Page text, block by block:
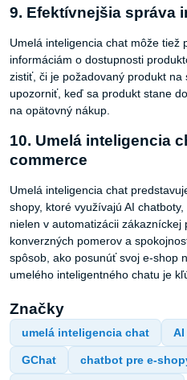
9. Efektívnejšia správa
Umelá inteligencia chat môže tiež
informáciám o dostupnosti
zistiť, či je požadovaný produkt na
upozorniť, keď sa produkt stane
na opätovný nákup.
10. Umelá inteligencia
commerce
Umelá inteligencia chat
shopy, ktoré využívajú AI
nielen v automatizácii
konverzných pomerov a
spôsob, ako posunúť svoj e-shop
umelého inteligentného chatu je
Značky
umelá inteligencia chat
GChat chatbot pre e-